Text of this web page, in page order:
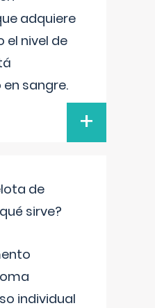
adquiere
el nivel de
sangre.
+
de
sirve?
individual